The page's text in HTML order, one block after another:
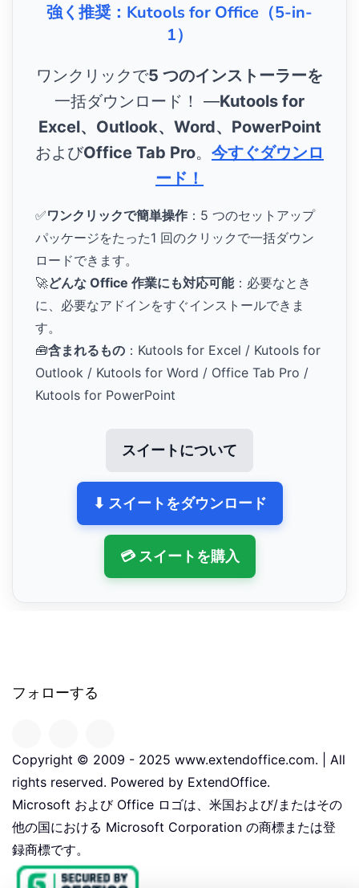
強く推奨：Kutools for Office（5-in-
1）
ワンクリックで5 つのインストーラーを
一括ダウンロード！ ―Kutools for
Excel、Outlook、Word、PowerPoint
およびOffice Tab Pro。 今すぐダウンロ
ード！
✅ワンクリックで簡単操作 ：5 つのセットアップ
パッケージをたった1 回のクリックで一括ダウン
ロードできます。
🚀どんな Office 作業にも対応可能：必要なとき
に、必要なアドインをすぐインストールできま
す。
🧰含まれるもの ：Kutools for Excel / Kutools for
Outlook / Kutools for Word / Office Tab Pro /
Kutools for PowerPoint
スイートについて
⬇ スイートをダウンロード
💳 スイートを購入
フォローする
Copyright © 2009 - 2025 www.extendoffice.com. | All
rights reserved. Powered by ExtendOffice.
Microsoft および Office ロゴは、米国および/またはその
他の国における Microsoft Corporation の商標または登
録商標です。